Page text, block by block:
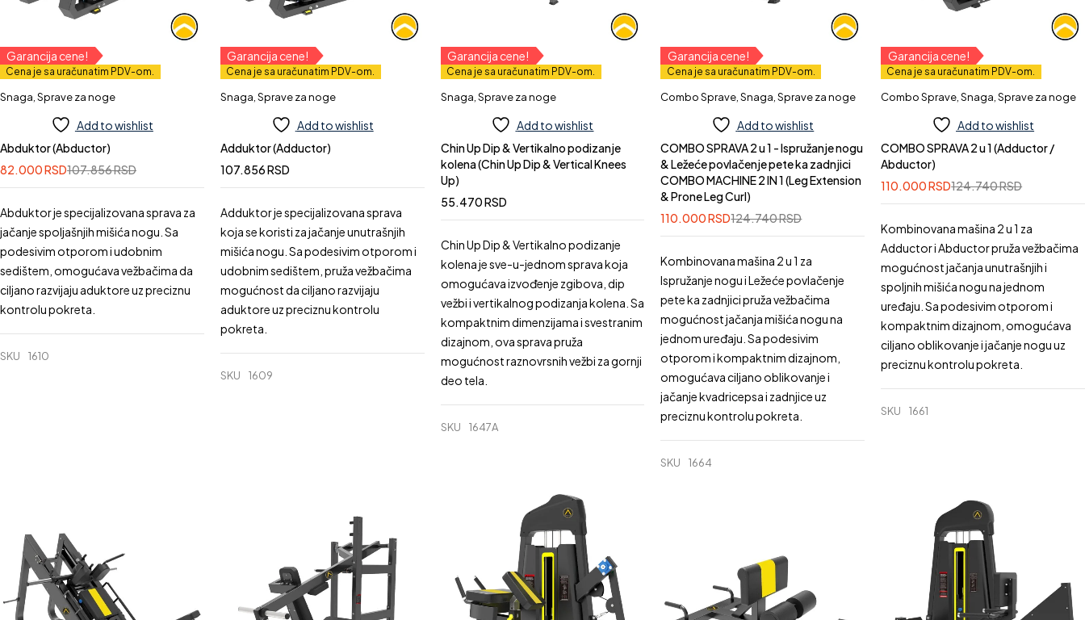
Garancija cene!
Cena je sa uračunatim PDV-om.
Snaga Sprave za noge
Add to wishlist
Abduktor (Abductor)
107.856RSD
82.000RSD
Abduktor je specijalizovana sprava za
jačanje spoljašnjih mišića nogu. Sa
podesivim otporom i udobnim
sedištem, omogućava vežbačima da
ciljano razvijaju aduktore uz preciznu
kontrolu pokreta.
SKU 1610
Garancija cene!
Cena je sa uračunatim PDV-om.
Snaga Sprave za noge
Add to wishlist
Adduktor (Adductor)
107.856RSD
Adduktor je specijalizovana sprava
koja se koristi za jačanje unutrašnjih
mišića nogu. Sa podesivim otporom i
udobnim sedištem, pruža vežbačima
mogućnost da ciljano razvijaju
aduktore uz preciznu kontrolu
pokreta.
SKU 1609
Garancija cene!
Cena je sa uračunatim PDV-om.
Snaga Sprave za noge
Add to wishlist
Chin Up Dip & Vertikalno podizanje
kolena (Chin Up Dip & Vertical Knees
Up)
55.470RSD
Chin Up Dip & Vertikalno podizanje
kolena je sve-u-jednom sprava koja
omogućava izvođenje zgibova, dip
vežbi i vertikalnog podizanja kolena. Sa
kompaktnim dimenzijama i svestranim
dizajnom, ova sprava pruža
mogućnost raznovrsnih vežbi za gornji
deo tela.
SKU 1647A
Garancija cene!
Cena je sa uračunatim PDV-om.
Combo Sprave ,Snaga ,Sprave za noge
Add to wishlist
COMBO SPRAVA 2 u 1 - Ispružanje nogu
& Ležeće povlačenje pete ka zadnjici
COMBO MACHINE 2 IN 1 (Leg Extension
& Prone Leg Curl)
124.740RSD
110.000RSD
Kombinovana mašina 2 u 1 za
Ispružanje nogu i Ležeće povlačenje
pete ka zadnjici pruža vežbačima
mogućnost jačanja mišića nogu na
jednom uređaju. Sa podesivim
otporom i kompaktnim dizajnom,
omogućava ciljano oblikovanje i
jačanje kvadricepsa i zadnjice uz
preciznu kontrolu pokreta.
SKU 1664
Garancija cene!
Cena je sa uračunatim PDV-om.
Combo Sprave ,Snaga ,Sprave za noge
Add to wishlist
COMBO SPRAVA 2 u 1 (Adductor /
Abductor)
124.740RSD
110.000RSD
Kombinovana mašina 2 u 1 za
Adductor i Abductor pruža vežbačima
mogućnost jačanja unutrašnjih i
spoljnih mišića nogu na jednom
uređaju. Sa podesivim otporom i
kompaktnim dizajnom, omogućava
ciljano oblikovanje i jačanje nogu uz
preciznu kontrolu pokreta.
SKU 1661